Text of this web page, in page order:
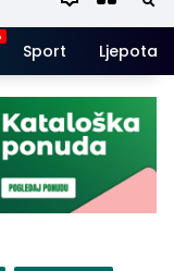
Sport Ljepota i